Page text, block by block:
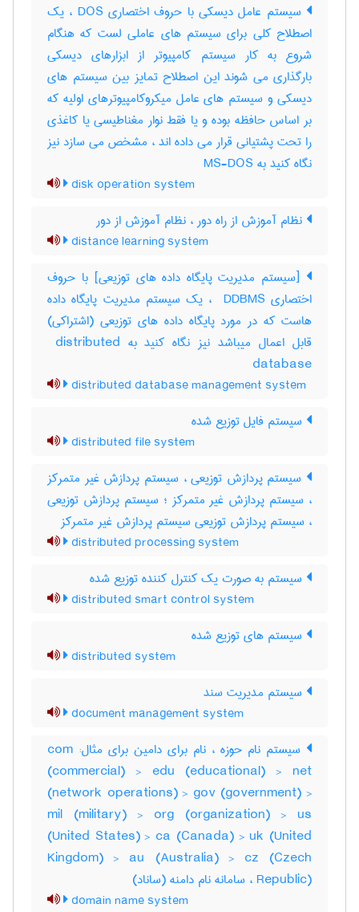
سیستم عامل دیسکی با حروف اختصاری DOS ، یک
اصطلاح کلی برای سیستم های عاملی لست که هنگام
شروع به کار سیستم کامپیوتر از ابزارهای دیسکی
بارگذاری می شوند این اصطلاح تمایز بین سیستم های
دیسکی و سیستم های عامل میکروکامپیوترهای اولیه که
بر اساس حافظه بوده و یا فقط نوار مغناطیسی یا کاغذی
را تحت پشتیانی قرار می داده اند ، مشخص می سازد نیز
نگاه کنید به MS-DOS
disk operation system
نظام آموزش از راه دور ، نظام آموزش از دور
distance learning system
[سیستم مدیریت پایگاه داده های توزیعی] با حروف
اختصاری ‎ DDBMS ، یک سیستم مدیریت پایگاه داده
هاست که در مورد پایگاه داده های توزیعی (اشتراکی)
قابل اعمال میباشد نیز نگاه کنید به ‎ distributed
database
distributed database management system
سیستم فایل توزیع شده
distributed file system
سیستم پردازش توزیعی ، سیستم پردازش غیر متمرکز
، سیستم پردازش غیر متمرکز ؛ سیستم پردازش توزیعی
، سیستم پردازش توزیعی سیستم پردازش غیر متمرکز
distributed processing system
سیستم به صورت یک کنترل کننده توزیع شده
distributed smart control system
سیستم های توزیع شده
distributed system
سیستم مدیریت سند
document management system
سیستم نام حوزه ، نام برای دامین برای مثال: com
(commercial) > edu (educational) > net
(network operations) > gov (government) >
mil (military) > org (organization) > us
(United States) > ca (Canada) > uk (United
Kingdom) > au (Australia) > cz (Czech
Republic) ، سامانه نام دامنه (ساناد)
domain name system